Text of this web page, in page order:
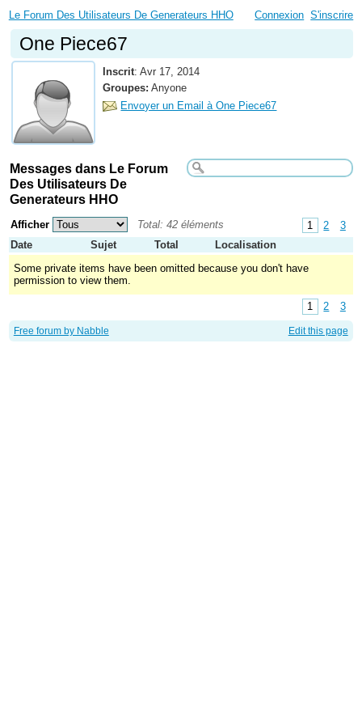
Le Forum Des Utilisateurs De Generateurs HHO Connexion S'inscrire
One Piece67
Inscrit:Avr 17, 2014
Groupes: Anyone
Envoyer un Email à One Piece67
Messages dans Le Forum
Des Utilisateurs De
Generateurs HHO
1 2 3
Afficher
Total: 42 éléments
Date
Sujet Total
Localisation
Some private items have been omitted because you don't have
permission to view them.
1 2 3
Free forum by Nabble Edit this page